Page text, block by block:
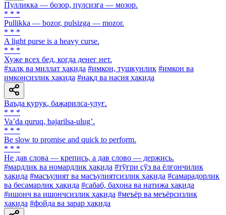
Пулликка — бозор, пулсизга — мозор.
* * *
Pullikka — bozor, pulsizga — mozor.
* * *
A light purse is a heavy curse.
* * *
Хуже всех бед, когда денег нет.
#халқ ва миллат ҳақида #имкон, тушкунлик #имкон ва
имконсизлик ҳақида #нақд ва насия ҳақида
Ваъда қуруқ, бажарилса-улуғ.
* * *
Vaʼda quruq, bajarilsa-ulugʼ.
* * *
Be slow to promise and quick to perform.
* * *
He дав слова — крепись, а дав слово — держись.
#мардлик ва номардлик ҳақида #тўғри сўз ва ёлғончилик
ҳақида #масъулият ва масъулиятсизлик ҳақида #самарадорлик
ва бесамарлик ҳақида #сабаб, баҳона ва натижа ҳақида
#ишонч ва ишончсизлик ҳақида #меъёр ва меъёрсизлик
ҳақида #фойда ва зарар ҳақида